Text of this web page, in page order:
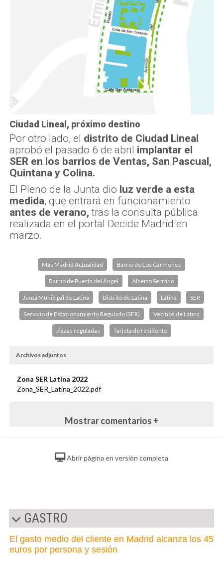
Ciudad Lineal, próximo destino
Por otro lado, el distrito de Ciudad Lineal
aprobó el pasado 6 de abril implantar el
SER en los barrios de Ventas, San Pascual,
Quintana y Colina.
El Pleno de la Junta dio luz verde a esta
medida, que entrará en funcionamiento
antes de verano, tras la consulta pública
realizada en el portal Decide Madrid en
marzo.
Más Madrid Actualidad Barrio de Los Cármenes
Barrio de Puerta del Ángel Alberto Serrano
Junta Municipal de Latina Distrito de Latina Latina SER
Servicio de Estacionamiento Regulado (SER) Vecinos de Latina
plazas reguladas Tarjeta de residente
Archivos adjuntos
Zona SER Latina 2022
Zona_SER_Latina_2022.pdf
Mostrar comentarios +
Abrir página en versión completa
GASTRO
El gasto medio del cliente en Madrid alcanza los 45
euros por persona y sesión